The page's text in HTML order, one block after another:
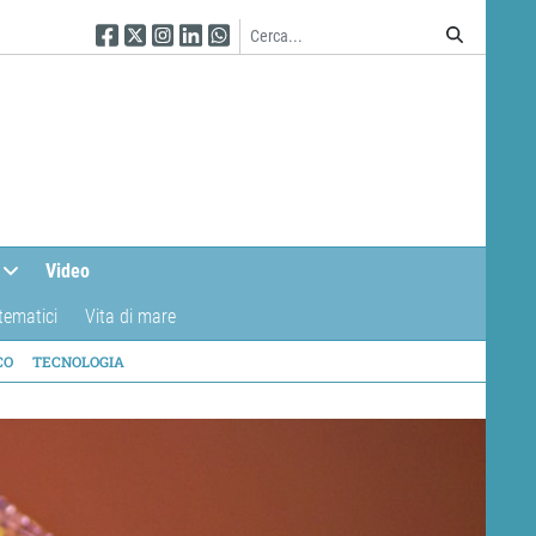
Seguici su Facebook
Seguici su Twitter
Seguici su Instagram
Seguici su Linkedin
Seguici su WhatsApp
Video
Vita di mare
TECNOLOGIA